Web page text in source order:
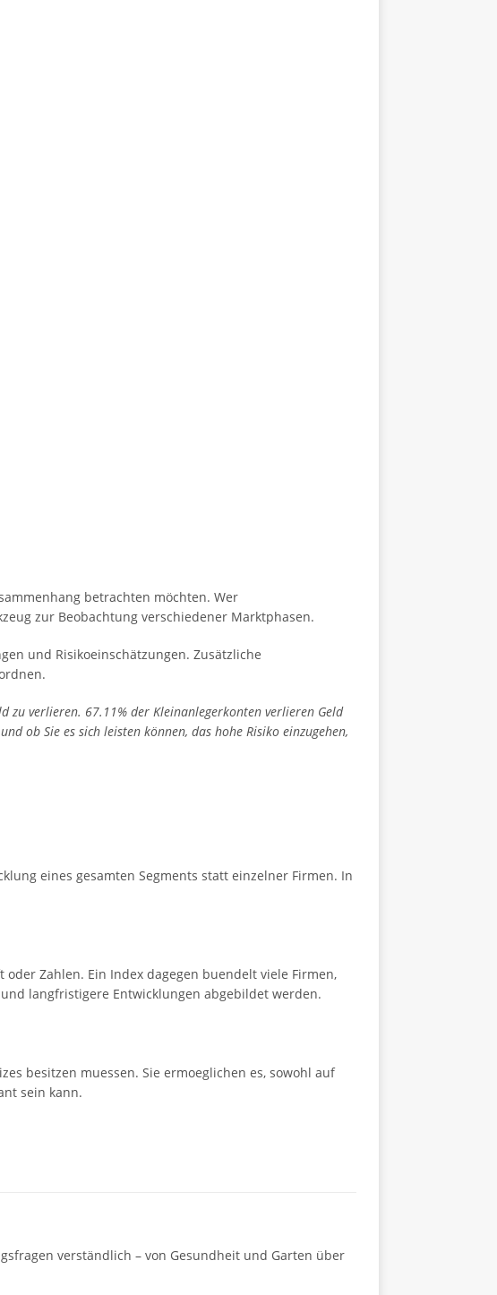
betrachten möchten. Wer
zur Beobachtung verschiedener Marktphasen.
und Risikoeinschätzungen. Zusätzliche
zu verlieren. 67.11% der Kleinanlegerkonten verlieren Geld
ob Sie es sich leisten können, das hohe Risiko einzugehen,
eines gesamten Segments statt einzelner Firmen. In
Zahlen. Ein Index dagegen buendelt viele Firmen,
langfristigere Entwicklungen abgebildet werden.
besitzen muessen. Sie ermoeglichen es, sowohl auf
sein kann.
verständlich – von Gesundheit und Garten über